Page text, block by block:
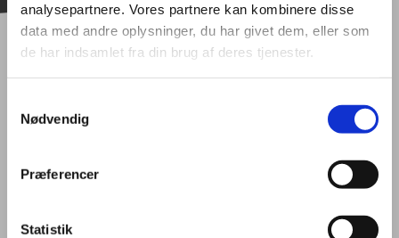
analysepartnere. Vores partnere kan kombinere disse
data med andre oplysninger, du har givet dem, eller som
de har indsamlet fra din brug af deres tjenester.
Nødvendig
Præferencer
Statistik
OM UDDANNELSEN FREMTID
KONTAKT